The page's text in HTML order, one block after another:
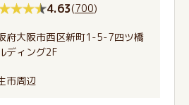
4.63(700)
府大阪市西区新町1-5-7四ツ橋
ディング2F
市周辺